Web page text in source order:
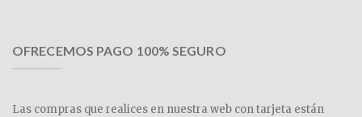
OFRECEMOS PAGO 100% SEGURO
Las compras que realices en nuestra web con tarjeta están